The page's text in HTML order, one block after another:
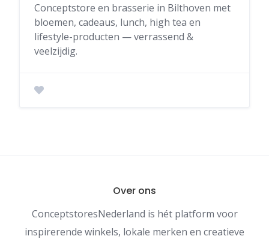
Conceptstore en brasserie in Bilthoven met
bloemen, cadeaus, lunch, high tea en
lifestyle-producten — verrassend &
veelzijdig.
Over ons
ConceptstoresNederland is hét platform voor
inspirerende winkels, lokale merken en creatieve